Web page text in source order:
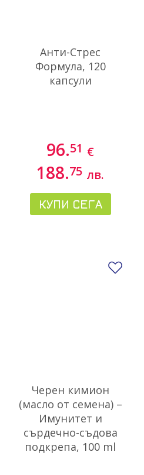
Анти-Стрес
Формула, 120
капсули
96.51 €
188.75 лв.
КУПИ СЕГА
Черен кимион
(масло от семена) –
Имунитет и
сърдечно-съдова
подкрепа, 100 ml